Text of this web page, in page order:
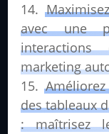
avec une
marketing
des tableaux
: maîtrisez